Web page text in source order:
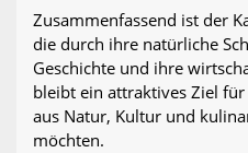
Zusammenfassend ist der
die durch ihre natürliche
Geschichte und ihre
bleibt ein attraktives Ziel
aus Natur, Kultur und
möchten.